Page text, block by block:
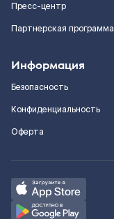
Пресс-центр
Партнерская программа
Информация
Безопасность
Конфиденциальность
Оферта